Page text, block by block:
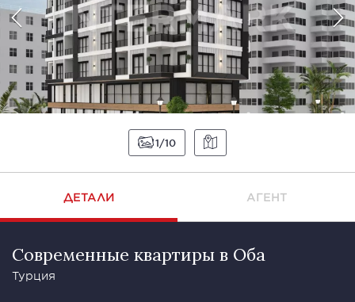
1 10
ДЕТАЛИ АГЕНТ
Современные квартиры в Оба
Турция